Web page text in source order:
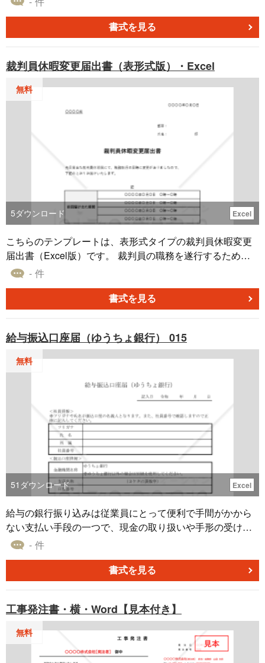
書式を見る
裁判員休暇変更届出書（表形式版）・Excel
無料
5ダウンロード Excel
こちらのテンプレートは、表形式タイプの裁判員休暇変更
届出書（Excel版）です。 裁判員の職務を遂行するために
取得する休暇について、日程や期間を変更する必要が生じ
スもあり、休暇の日程や期間を変更しなければならないこ
と会社の間で再度調整を行う必要があります。 裁判員休暇
変更届出書を作成、提出することで、（1）裁判員休暇の変
更を前もって企業側が把握でき、業務の調整が可能とな
る、（2）従業員側でも裁判員として活動している間は、安
心して職務に集中することができるなどのメリットがあり
無料でダウンロードできる本テンプレートをお役立ていた
だけると幸いです。
- 件
書式を見る
給与振込口座届（ゆうちょ銀行） 015
無料
51 ダウンロード Excel
給与の銀行振り込みは従業員にとって便利で手間がかから
ない支払い手段の一つで、現金の取り扱いや手形の受け渡
しの手間が省かれます。 これは、安全で信頼性があり不正
確実に行われることが期待されます。 また、法的要件を遵
守するための一手段となり労働法や税務法において、正確
- 件
書式を見る
工事発注書・横・Word【見本付き】
無料